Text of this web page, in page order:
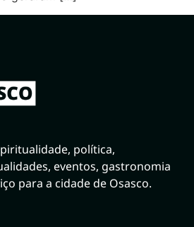
política,
eventos, gastronomia
para a cidade de Osasco.